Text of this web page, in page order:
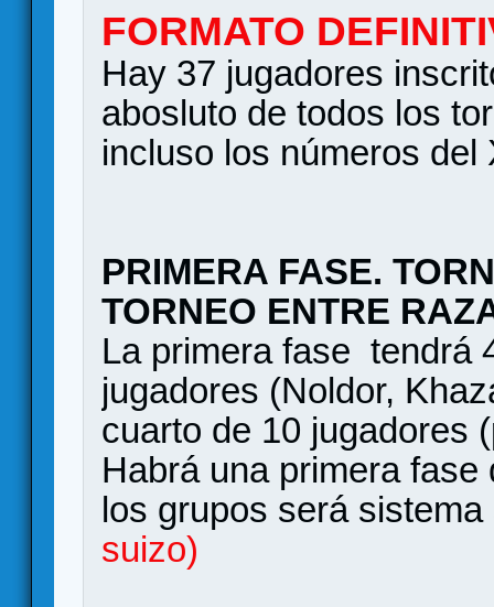
FORMATO
Hay 37 jugadores
abosluto de todos los
incluso los números del
PRIMERA FASE.
TORNEO ENTRE
La primera fase tendrá
jugadores (Noldor,
cuarto de 10 jugadores
Habrá una primera
los grupos será
suizo)